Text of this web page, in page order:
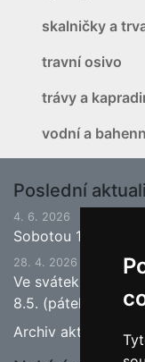
skalničky a
travní osivo
trávy a
vodní a
Poslední
4. 6. 2026
Sobotou 13.6.2026
28. 4. 2026
Ve svátek 1.5.
8.5. (pátek) bude
Archiv aktualit